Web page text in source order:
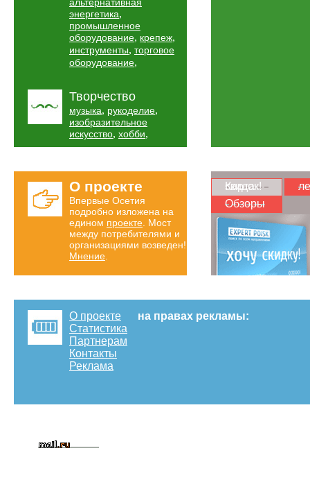
энергетика,
промышленное
оборудование, крепеж,
инструменты, торговое
оборудование,
Творчество
музыка, рукоделие,
изобразительное
искусство, хобби,
О проекте
Впервые Осетия
подробно изложена на
едином проекте . Мост
между потребителями и
организациями возведен!
Мнение
Карта скидок!
Обзоры
О проекте
Статистика
Партнерам
Контакты
Реклама
на правах рекламы: